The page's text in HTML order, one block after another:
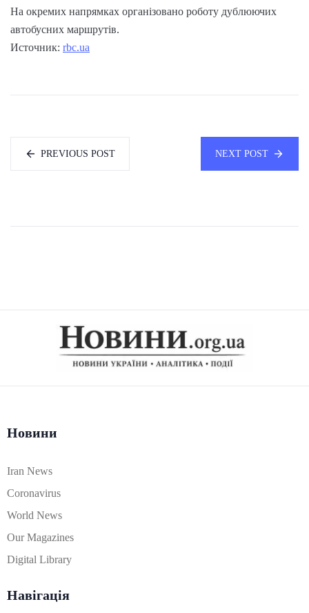
На окремих напрямках організовано роботу дублюючих
автобусних маршрутів.
Источник: rbc.ua
PREVIOUS POST NEXT POST
Новини
Iran News
Coronavirus
World News
Our Magazines
Digital Library
Навігація